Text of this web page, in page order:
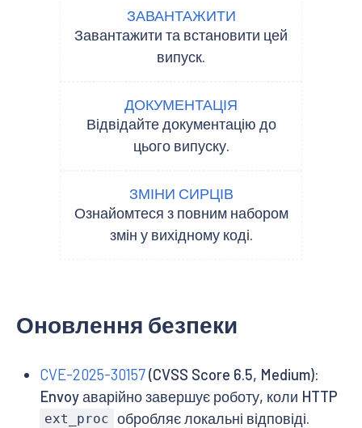
ЗАВАНТАЖИТИ
Завантажити та встановити цей
випуск.
ДОКУМЕНТАЦІЯ
Відвідайте документацію до
цього випуску.
ЗМІНИ СИРЦІВ
Ознайомтеся з повним набором
змін у вихідному коді.
Оновлення безпеки
CVE-2025-30157(CVSS Score 6.5, Medium):
Envoy аварійно завершує роботу, коли HTTP
ext_proc обробляє локальні відповіді.